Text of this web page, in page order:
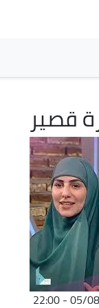
قصير
05/08/